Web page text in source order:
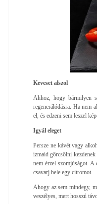
Keveset alszol
Ahhoz, hogy bármilyen
regenerálódásra. Ha nem
el, és edzeni sem leszel
Igyál eleget
Persze ne kávét vagy
izmaid görcsölni
nem érzel szomjúságot.
csavarj bele egy citromot.
Ahogy az sem mindegy,
veszélyes, mert hosszú